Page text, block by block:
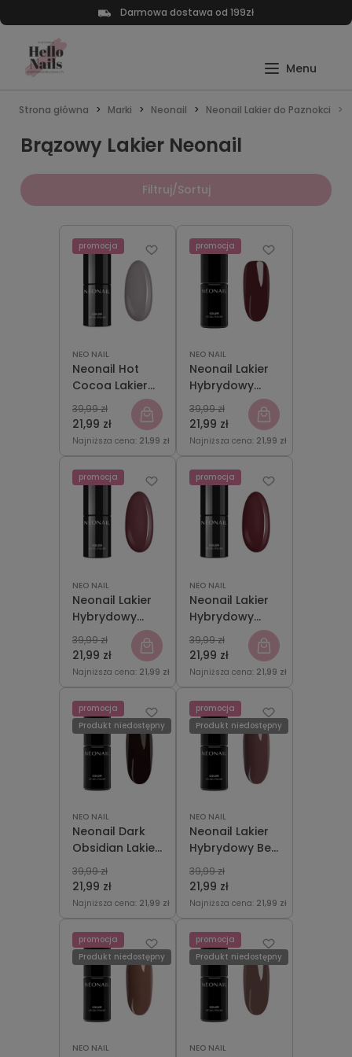
Darmowa dostawa od 199zł
Strona główna Marki Neonail Neonail Lakier do Paznokci
Brązowy Lakier Neonail
Filtruj/Sortuj
NEO NAIL
Neonail Hot
Cocoa Lakier
Hybrydowy 7,2
ml
21,99 zł
39,99 zł
Najniższa cena: 21,99 zł
promocja
NEO NAIL
Neonail Lakier
Hybrydowy
Classic
Masterpiece
7,2 ml
21,99 zł
39,99 zł
Najniższa cena: 21,99 zł
promocja
NEO NAIL
Neonail Lakier
Hybrydowy
Jolly State 7,2
ml
21,99 zł
39,99 zł
Najniższa cena: 21,99 zł
promocja
NEO NAIL
Neonail Lakier
Hybrydowy
Neutral 7,2 ml
21,99 zł
39,99 zł
Najniższa cena: 21,99 zł
promocja
NEO NAIL
Neonail Dark
Obsidian Lakier
Hybrydowy 7,2
ml
21,99 zł
39,99 zł
Najniższa cena: 21,99 zł
promocja
Produkt niedostępny
NEO NAIL
Neonail Lakier
Hybrydowy Be
My Companion
7,2 ml
21,99 zł
39,99 zł
Najniższa cena: 21,99 zł
promocja
Produkt niedostępny
NEO NAIL
promocja
Produkt niedostępny
NEO NAIL
promocja
Produkt niedostępny